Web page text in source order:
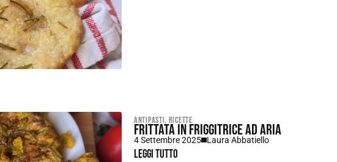
Antipasti, Ricette
Frittata in friggitrice ad aria
4 Settembre 2025 Laura Abbatiello
Leggi tutto